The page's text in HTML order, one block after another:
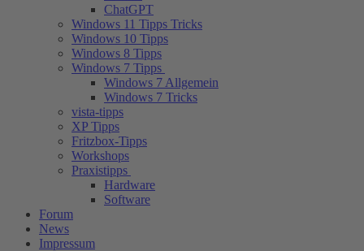
ChatGPT
Windows 11 Tipps Tricks
Windows 10 Tipps
Windows 8 Tipps
Windows 7 Tipps
Windows 7 Allgemein
Windows 7 Tricks
vista-tipps
XP Tipps
Fritzbox-Tipps
Workshops
Praxistipps
Hardware
Software
Forum
News
Impressum